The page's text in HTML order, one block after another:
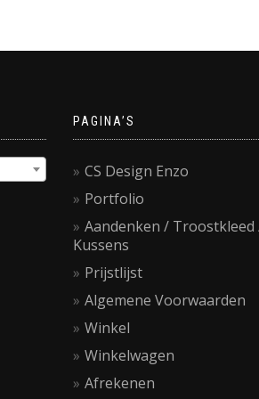
PAGINA’S
CS Design Enzo
Portfolio
Aandenken / Troostkleed
Kussens
Prijstlijst
Algemene Voorwaarden
Winkel
Winkelwagen
Afrekenen